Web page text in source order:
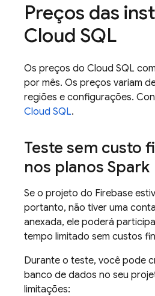
Preços das
Cloud SQL
Os preços do Cloud SQL
por mês. Os preços variam
regiões e configurações.
Cloud SQL.
Teste sem custo
nos planos Spark
Se o projeto do Firebase
portanto, não tiver uma
anexada, ele poderá
tempo limitado sem custos
Durante o teste, você pode
banco de dados no seu
limitações: